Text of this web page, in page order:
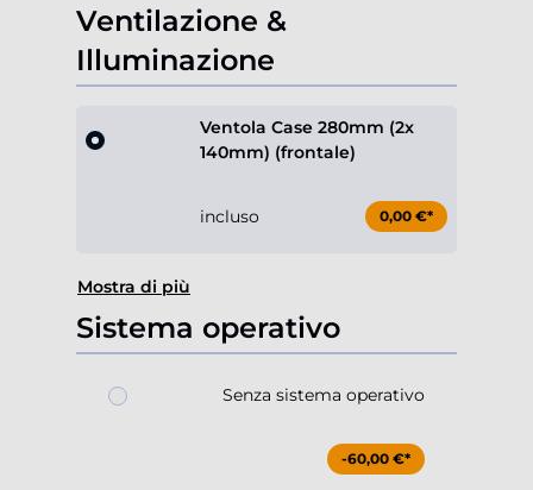
Ventilazione &
Illuminazione
Ventola Case 280mm (2x
140mm) (frontale)
incluso 0,00 €*
Mostra di più
Sistema operativo
Senza sistema operativo
-60,00 €*